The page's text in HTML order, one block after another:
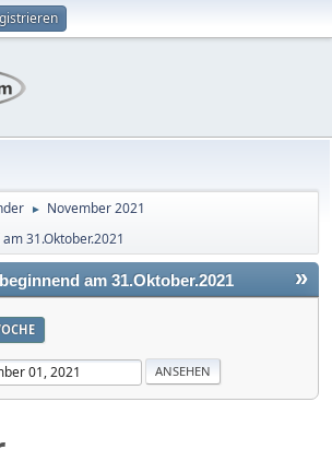
► November 2021
31.Oktober.2021
»
am 31.Oktober.2021